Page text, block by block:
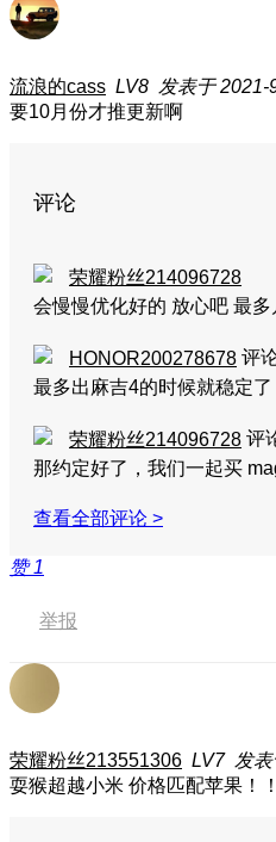
流浪的cass LV8 发表于 2021-
要10月份才推更新啊
评论
荣耀粉丝214096728
会慢慢优化好的 放心吧 最多
HONOR200278678 评
最多出麻吉4的时候就稳定了
荣耀粉丝214096728 评
那约定好了，我们一起买
查看全部评论 >
赞1
举报
荣耀粉丝213551306 LV7 发
耍猴超越小米 价格匹配苹果！！